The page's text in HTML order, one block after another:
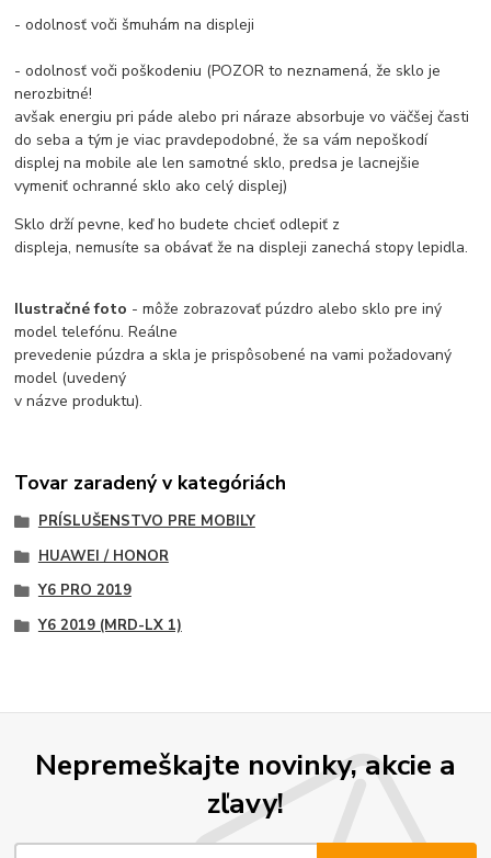
- odolnosť voči šmuhám na displeji
- odolnosť voči poškodeniu (POZOR to neznamená, že sklo je
nerozbitné!
avšak energiu pri páde alebo pri náraze absorbuje vo väčšej časti
do seba a tým je viac pravdepodobné, že sa vám nepoškodí
displej na mobile ale len samotné sklo, predsa je lacnejšie
vymeniť ochranné sklo ako celý displej)
Sklo drží pevne, keď ho budete chcieť odlepiť z
displeja, nemusíte sa obávať že na displeji zanechá stopy lepidla.
Ilustračné foto - môže zobrazovať púzdro alebo sklo pre iný
model telefónu. Reálne
prevedenie púzdra a skla je prispôsobené na vami požadovaný
model (uvedený
v názve produktu).
Tovar zaradený v kategóriách
PRÍSLUŠENSTVO PRE MOBILY
HUAWEI / HONOR
Y6 PRO 2019
Y6 2019 (MRD-LX 1)
Nepremeškajte novinky, akcie a
zľavy!